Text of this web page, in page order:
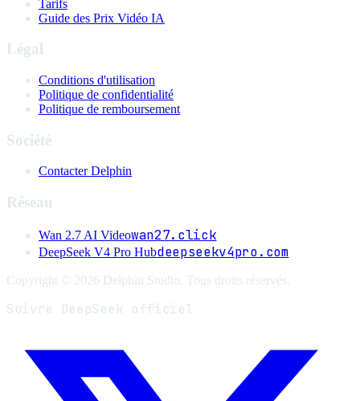
Tarifs
Guide des Prix Vidéo IA
Légal
Conditions d'utilisation
Politique de confidentialité
Politique de remboursement
Société
Contacter Delphin
Réseau
Wan 2.7 AI Videowan27.click
DeepSeek V4 Pro Hubdeepseekv4pro.com
Copyright © 2026 Delphin Studio. Tous droits réservés.
Suivre DeepSeek officiel